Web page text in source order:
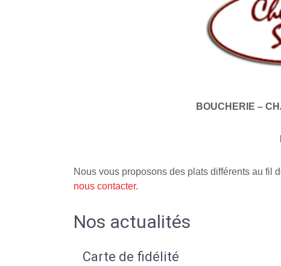
BOUCHERIE –
Nous vous proposons des plats différents au fil
nous contacter.
Nos actualités
Carte de fidélité